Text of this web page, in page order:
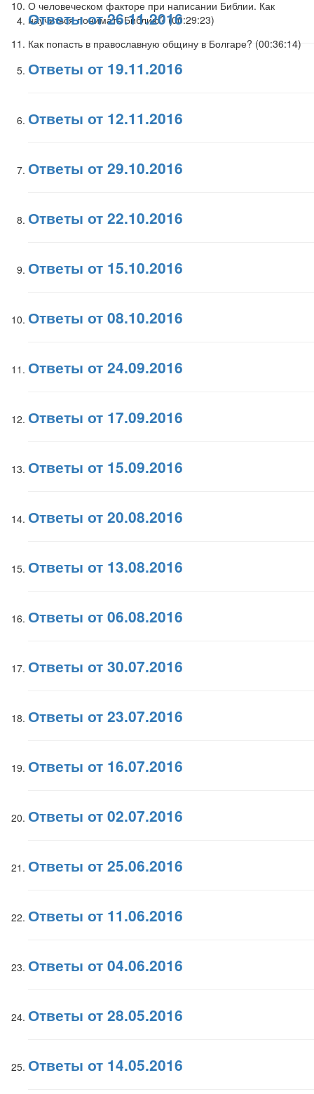
О человеческом факторе при написании Библии. Как
научиться понимать Библию? (00:29:23)
Как попасть в православную общину в Болгаре? (00:36:14)
Ответы от 26.11.2016
Ответы от 19.11.2016
Ответы от 12.11.2016
Ответы от 29.10.2016
Ответы от 22.10.2016
Ответы от 15.10.2016
Ответы от 08.10.2016
Ответы от 24.09.2016
Ответы от 17.09.2016
Ответы от 15.09.2016
Ответы от 20.08.2016
Ответы от 13.08.2016
Ответы от 06.08.2016
Ответы от 30.07.2016
Ответы от 23.07.2016
Ответы от 16.07.2016
Ответы от 02.07.2016
Ответы от 25.06.2016
Ответы от 11.06.2016
Ответы от 04.06.2016
Ответы от 28.05.2016
Ответы от 14.05.2016